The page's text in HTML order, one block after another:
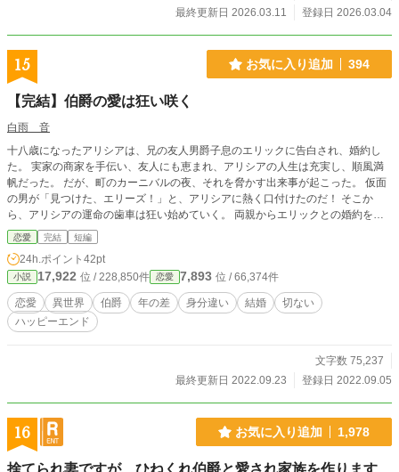
最終更新日 2026.03.11
登録日 2026.03.04
15 お気に入り追加 394
【完結】伯爵の愛は狂い咲く
白雨 音
十八歳になったアリシアは、兄の友人男爵子息のエリックに告白され、婚約し
た。 実家の商家を手伝い、友人にも恵まれ、アリシアの人生は充実し、順風満
帆だった。 だが、町のカーニバルの夜、それを脅かす出来事が起こった。 仮面
の男が「見つけた、エリーズ！」と、アリシアに熱く口付けたのだ！ そこか
ら、アリシアの運命の歯車は狂い始めていく。 両親からエリックとの婚約を解
消し、年の離れた伯爵に嫁ぐ様に勧められてしまう。 「結婚は愛した人としま
す！」と抗うアリシアだが、運命は彼女を嘲笑い、 その渦に巻き込んでいくの
だった… アリシアを恋人の生まれ変わりと信じる伯爵の執愛。 異世界恋愛、短
編：本編（アリシア視点）前日譚（ユーグ視点） 《完結しました》
恋愛 完結 短編
24h.ポイント 42pt
小説 17,922 位 / 228,850件 恋愛 7,893 位 / 66,374件
恋愛 異世界 伯爵 年の差 身分違い 結婚
切ない
ハッピーエンド
文字数 75,237
最終更新日 2022.09.23
登録日 2022.09.05
16 お気に入り追加 1,978
捨てられ妻ですが、ひねくれ伯爵と愛され家族を作ります